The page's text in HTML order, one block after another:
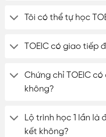
Tôi có thể tự học
TOEIC có giao tiếp
Chứng chỉ TOEIC
không?
Lộ trình học 1 lần là
kết không?